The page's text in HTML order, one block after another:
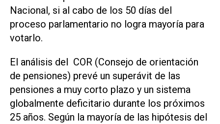
Nacional, si al cabo de los 50 días del
proceso parlamentario no logra mayoría para
votarlo.
El análisis del COR (Consejo de orientación
de pensiones) prevé un superávit de las
pensiones a muy corto plazo y un sistema
globalmente deficitario durante los próximos
25 años. Según la mayoría de las hipótesis del